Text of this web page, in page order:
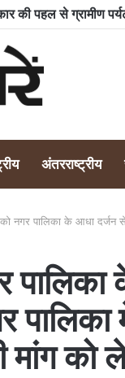
अंतरराष्ट्रीय
नगर पालिका के आधा दर्जन
को